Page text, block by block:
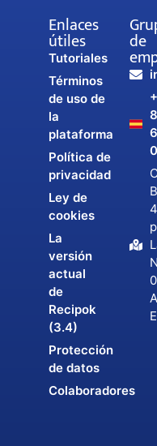
Enlaces
útiles
Tutoriales
Términos
de uso de
la
plataforma
Política de
privacidad
Ley de
cookies
La
versión
actual
de
Recipok
(3.4)
Protección
de datos
Colaboradores
de